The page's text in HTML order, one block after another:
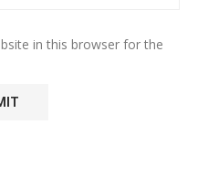
in this browser for the